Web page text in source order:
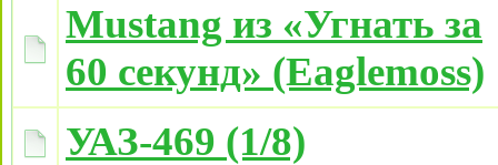
Mustang из «Угнать за
60 секунд» (Eaglemoss)
УАЗ-469 (1/8)